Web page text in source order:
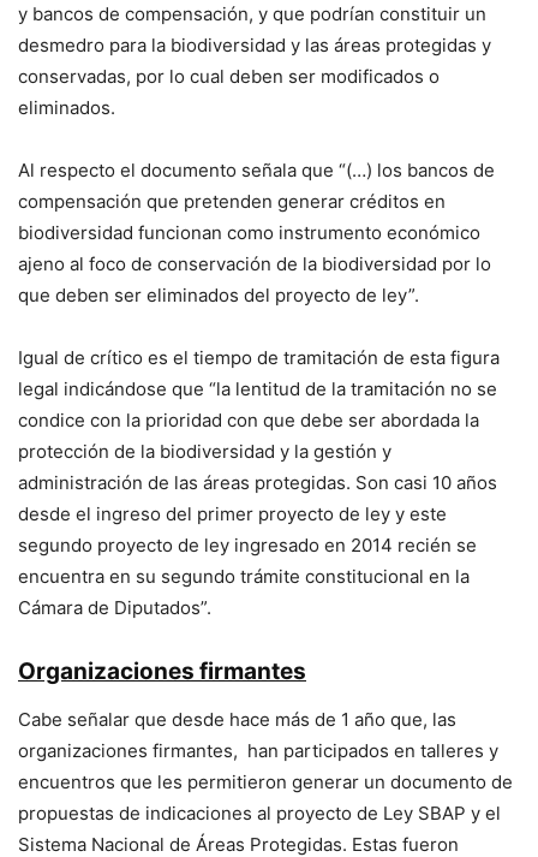
y bancos de compensación, y que podrían constituir un
desmedro para la biodiversidad y las áreas protegidas y
conservadas, por lo cual deben ser modificados o
eliminados.
Al respecto el documento señala que “(…) los bancos de
compensación que pretenden generar créditos en
biodiversidad funcionan como instrumento económico
ajeno al foco de conservación de la biodiversidad por lo
que deben ser eliminados del proyecto de ley”.
Igual de crítico es el tiempo de tramitación de esta figura
legal indicándose que “la lentitud de la tramitación no se
condice con la prioridad con que debe ser abordada la
protección de la biodiversidad y la gestión y
administración de las áreas protegidas. Son casi 10 años
desde el ingreso del primer proyecto de ley y este
segundo proyecto de ley ingresado en 2014 recién se
encuentra en su segundo trámite constitucional en la
Cámara de Diputados”.
Organizaciones firmantes
Cabe señalar que desde hace más de 1 año que, las
organizaciones firmantes, han participados en talleres y
encuentros que les permitieron generar un documento de
propuestas de indicaciones al proyecto de Ley SBAP y el
Sistema Nacional de Áreas Protegidas. Estas fueron